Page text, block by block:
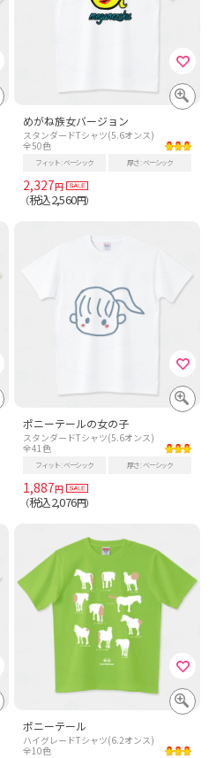
めがね族女バージョン
スタンダードTシャツ(5.6オンス)
全50色
フィット ベーシック 厚さ ベーシック
2,327円
（税込2,560円）
ポニーテールの女の子
スタンダードTシャツ(5.6オンス)
全41色
フィット ベーシック 厚さ ベーシック
1,887円
（税込2,076円）
ポニーテール
ハイグレードTシャツ(6.2オンス)
全10色